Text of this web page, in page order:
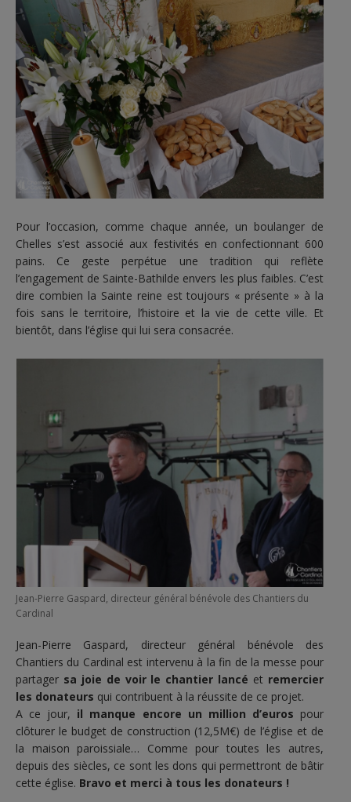
Pour l’occasion, comme chaque année, un boulanger de
Chelles s’est associé aux festivités en confectionnant 600
pains. Ce geste perpétue une tradition qui reflète
l’engagement de Sainte-Bathilde envers les plus faibles. C’est
dire combien la Sainte reine est toujours « présente » à la
fois sans le territoire, l’histoire et la vie de cette ville. Et
bientôt, dans l’église qui lui sera consacrée.
Jean-Pierre Gaspard, directeur général bénévole des Chantiers du
Cardinal
Jean-Pierre Gaspard, directeur général bénévole des
Chantiers du Cardinal est intervenu à la fin de la messe pour
partager sa joie de voir le chantier lancé et remercier
les donateurs qui contribuent à la réussite de ce projet.
A ce jour, il manque encore un million d’euros pour
clôturer le budget de construction (12,5M€) de l’église et de
la maison paroissiale… Comme pour toutes les autres,
depuis des siècles, ce sont les dons qui permettront de bâtir
cette église. Bravo et merci à tous les donateurs !